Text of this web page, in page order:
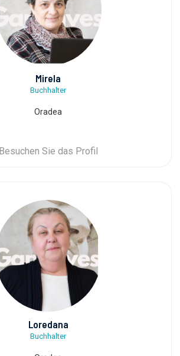
Mirela
Buchhalter
Oradea
Besuchen Sie das Profil
Loredana
Buchhalter